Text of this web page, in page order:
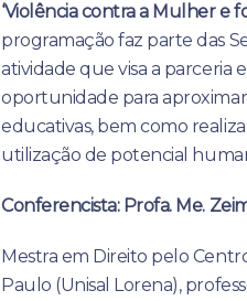
‘Violência contra a Mulher
programação faz parte das
atividade que visa a parceria
oportunidade para
educativas, bem como
utilização de potencial
Conferencista: Profa. Me.
Mestra em Direito pelo
Paulo (Unisal Lorena),